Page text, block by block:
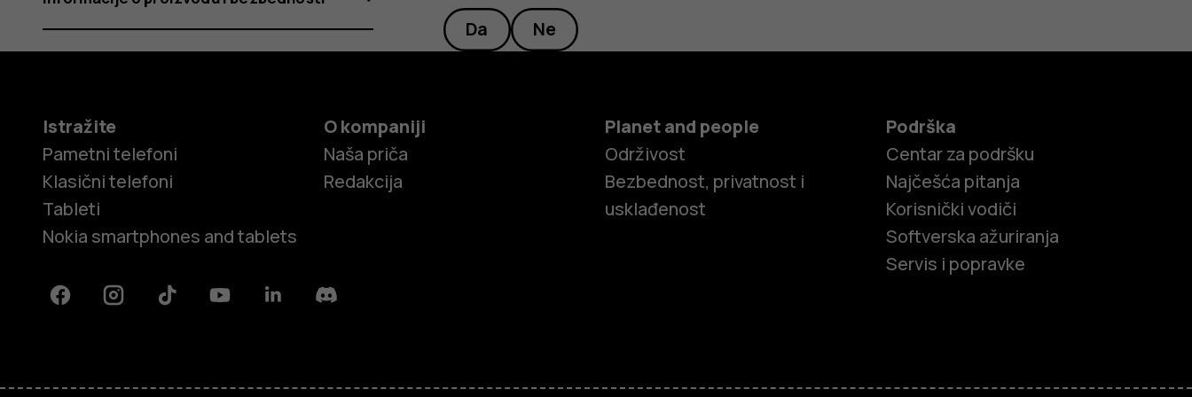
Da Ne
Istražite
Pametni telefoni
Klasični telefoni
Tableti
Nokia smartphones and tablets
O kompaniji
Naša priča
Redakcija
Planet and people
Održivost
Bezbednost, privatnost i
usklađenost
Podrška
Centar za podršku
Najčešća pitanja
Korisnički vodiči
Softverska ažuriranja
Servis i popravke
FacebookInstagramTiktok YoutubeLinkedinDiscord